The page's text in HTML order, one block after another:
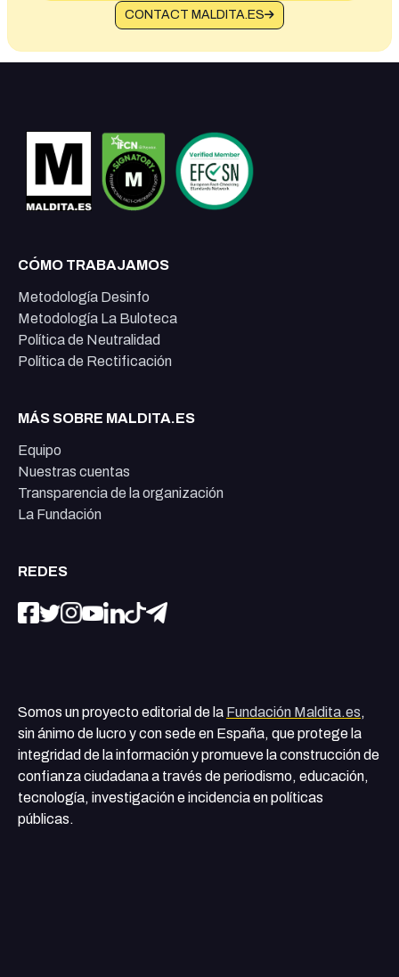
CONTACT MALDITA.ES
CÓMO TRABAJAMOS
Metodología Desinfo
Metodología La Buloteca
Política de Neutralidad
Política de Rectificación
MÁS SOBRE MALDITA.ES
Equipo
Nuestras cuentas
Transparencia de la organización
La Fundación
REDES
Somos un proyecto editorial de la Fundación Maldita.es,
sin ánimo de lucro y con sede en España, que protege la
integridad de la información y promueve la construcción de
confianza ciudadana a través de periodismo, educación,
tecnología, investigación e incidencia en políticas
públicas.